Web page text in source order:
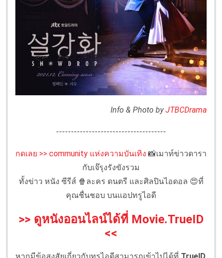
Info & Photo byJTBCDrama
-------------------------------------
กดเลย >> community แห่งความบันเทิง 📸เมาท์ข่าวดารา
กับเจ๊รุงรังขังรวม
ทั้งข่าว หนัง ซีรีส์ 🍿ละคร ดนตรี และศิลปินไอดอล 😍ที่
คุณชื่นชอบ บนแอปทรูไอดี
>> ดูหนังออนไลน์ได้ที่ Movie.TrueID
<<